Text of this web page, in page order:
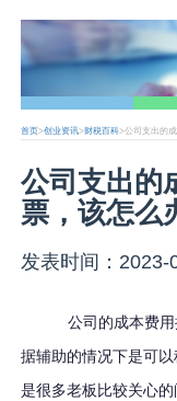
首页>创业资讯>财税百科>公司支出的
公司支出的
票，该怎么
发表时间：2023-
公司的成本费
据辅助的情况下是可
是很多老板比较关心的